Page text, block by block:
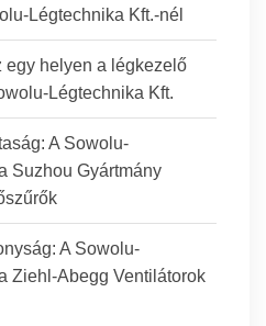
Légtechnika Kft.-nél
egy helyen a légkezelő
Légtechnika Kft.
A Sowolu-
Suzhou Gyártmány
A Sowolu-
Ziehl-Abegg Ventilátorok